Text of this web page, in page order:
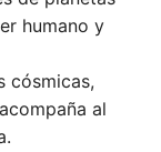
humano y
cósmicas,
al